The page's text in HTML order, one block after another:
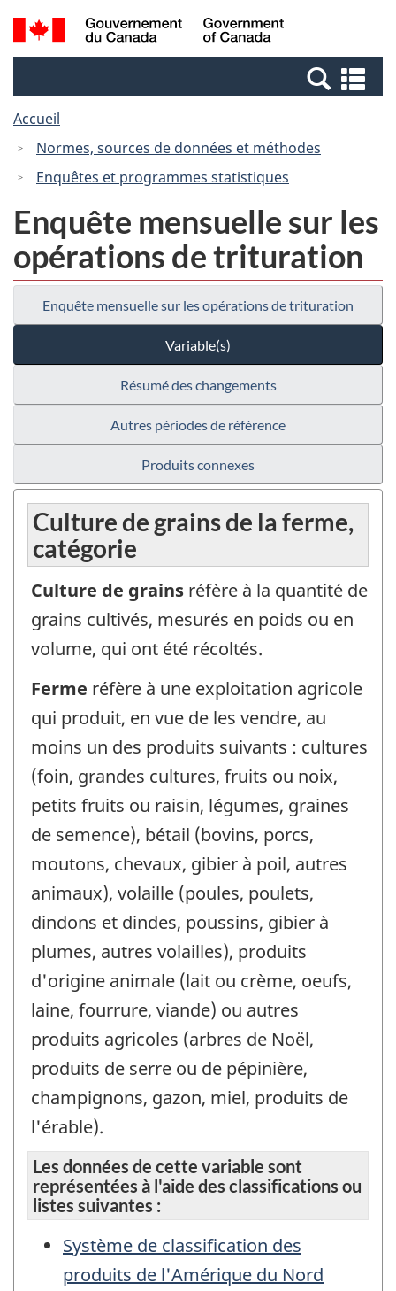
Passer
au
Passer
à
Canada
Recherche
et
et
Accueil
Normes, sources de données et méthodes
Enquêtes et programmes statistiques
Enquête mensuelle sur les
opérations de trituration
Enquête mensuelle sur les opérations de trituration
Variable(s)
Résumé des changements
Autres périodes de référence
Produits connexes
Culture de grains de la ferme,
catégorie
Culture de grains réfère à la quantité de
grains cultivés, mesurés en poids ou en
volume, qui ont été récoltés.
Ferme réfère à une exploitation agricole
qui produit, en vue de les vendre, au
moins un des produits suivants : cultures
(foin, grandes cultures, fruits ou noix,
petits fruits ou raisin, légumes, graines
de semence), bétail (bovins, porcs,
moutons, chevaux, gibier à poil, autres
animaux), volaille (poules, poulets,
dindons et dindes, poussins, gibier à
plumes, autres volailles), produits
d'origine animale (lait ou crème, oeufs,
laine, fourrure, viande) ou autres
produits agricoles (arbres de Noël,
produits de serre ou de pépinière,
champignons, gazon, miel, produits de
l'érable).
Les données de cette variable sont
représentées à l'aide des classifications ou
listes suivantes :
Système de classification des
produits de l'Amérique du Nord